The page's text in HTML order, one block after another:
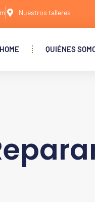
Nuestros talleres
HOME QUIÉNES